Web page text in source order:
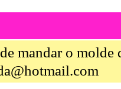
mandar o molde